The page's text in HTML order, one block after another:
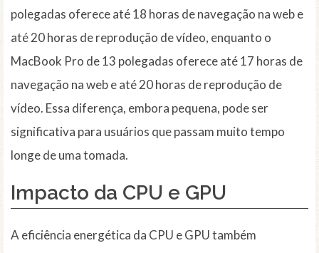
polegadas oferece até 18 horas de navegação na web e
até 20 horas de reprodução de vídeo, enquanto o
MacBook Pro de 13 polegadas oferece até 17 horas de
navegação na web e até 20 horas de reprodução de
vídeo. Essa diferença, embora pequena, pode ser
significativa para usuários que passam muito tempo
longe de uma tomada.
Impacto da CPU e GPU
A eficiência energética da CPU e GPU também